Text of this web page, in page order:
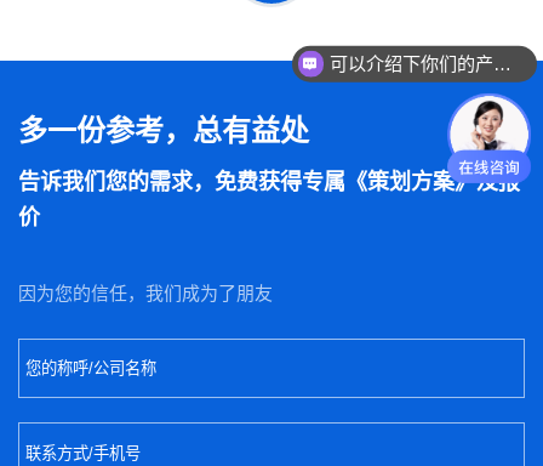
多一份参考，总有益处
告诉我们您的需求，免费获得专属《策划方案》及报
价
因为您的信任，我们成为了朋友
可以介绍下你们的产品么